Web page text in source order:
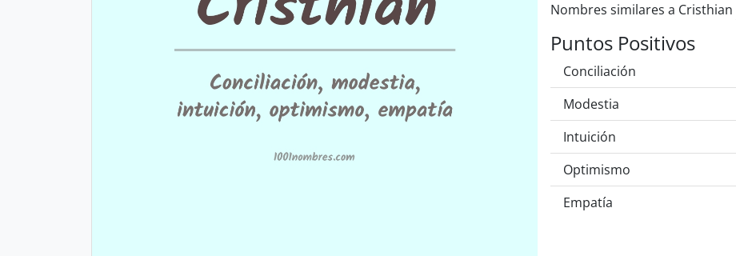
Nombres similares a Cristhian
Puntos Positivos
Conciliación
Modestia
Intuición
Optimismo
Empatía